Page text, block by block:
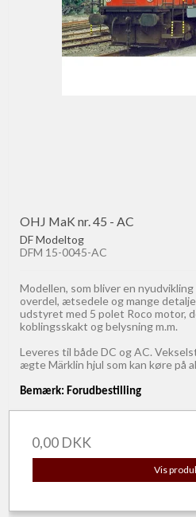
OHJ MaK nr. 45 - AC
DF Modeltog
DFM 15-0045-AC
Modellen, som bliver en
overdel, ætsedele og mange
udstyret med 5 polet Roco motor,
koblingsskakt og belysning m.m.
Leveres til både DC og AC.
ægte Märklin hjul som kan køre på
Bemærk: Forudbestilling
0,00 DKK
Vis